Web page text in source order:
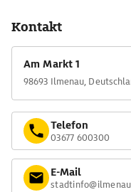
Kontakt
Am Markt 1
98693 Ilmenau,
Telefon
03677 600300
E-Mail